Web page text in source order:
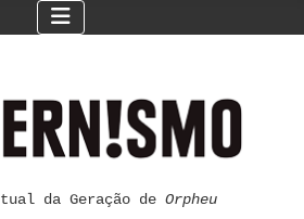
da Geração de Orpheu